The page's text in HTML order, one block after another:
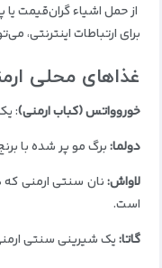
از حمل اشیاء گران‌قیمت
برای ارتباطات اینترنتی،
غذاهای محلی
خوروواتس (کباب ارمنی):
دولما:برگ مو پر شده با
لاواش:نان سنتی ارمنی
است.
گاتا:یک شیرینی سنتی